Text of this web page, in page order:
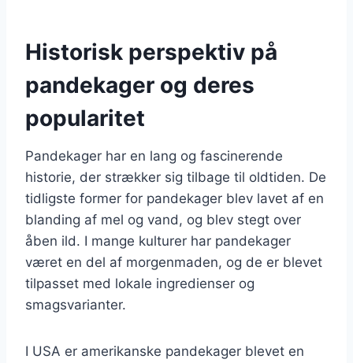
Historisk perspektiv på
pandekager og deres
popularitet
Pandekager har en lang og fascinerende
historie, der strækker sig tilbage til oldtiden. De
tidligste former for pandekager blev lavet af en
blanding af mel og vand, og blev stegt over
åben ild. I mange kulturer har pandekager
været en del af morgenmaden, og de er blevet
tilpasset med lokale ingredienser og
smagsvarianter.
I USA er amerikanske pandekager blevet en